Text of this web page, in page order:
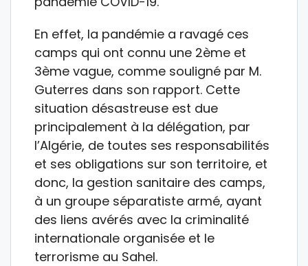
En effet, la pandémie a ravagé ces
camps qui ont connu une 2ème et
3ème vague, comme souligné par M.
Guterres dans son rapport. Cette
situation désastreuse est due
principalement à la délégation, par
l’Algérie, de toutes ses responsabilités
et ses obligations sur son territoire, et
donc, la gestion sanitaire des camps,
à un groupe séparatiste armé, ayant
des liens avérés avec la criminalité
internationale organisée et le
terrorisme au Sahel.